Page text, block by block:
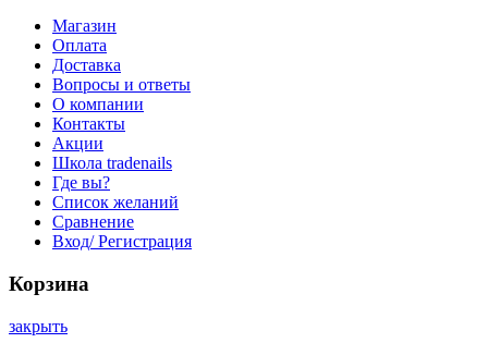
Магазин
Оплата
Доставка
Вопросы и ответы
О компании
Контакты
Акции
Школа tradenails
Где вы?
Список желаний
Сравнение
Вход/ Регистрация
Корзина
закрыть